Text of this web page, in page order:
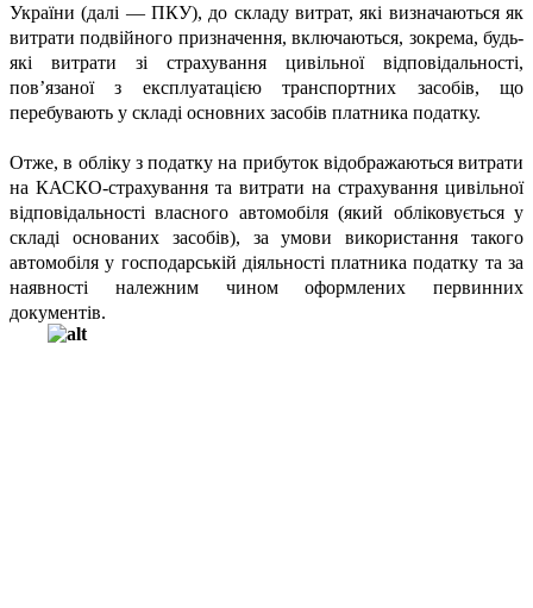
України (далі — ПКУ), до складу витрат, які визначаються як
витрати подвійного призначення, включаються, зокрема, будь-
які витрати зі страхування цивільної відповідальності,
пов’язаної з експлуатацією транспортних засобів, що
перебувають у складі основних засобів платника податку.
Отже, в обліку з податку на прибуток відображаються витрати
на КАСКО-страхування та витрати на страхування цивільної
відповідальності власного автомобіля (який обліковується у
складі основаних засобів), за умови використання такого
автомобіля у господарській діяльності платника податку та за
наявності належним чином оформлених первинних
документів.